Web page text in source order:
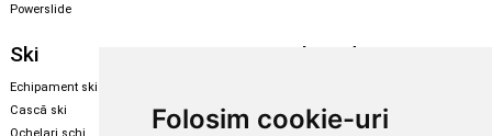
Folosim cookie-uri
Powerslide
Ski
Echipament ski
Cască ski
Snowboard
Echipament snowboard